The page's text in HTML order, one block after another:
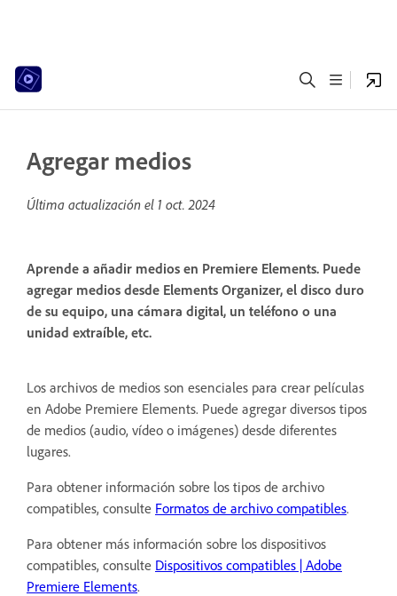
Agregar medios
Última actualización el 1 oct. 2024
Aprende a añadir medios en Premiere Elements. Puede
agregar medios desde Elements Organizer, el disco duro
de su equipo, una cámara digital, un teléfono o una
unidad extraíble, etc.
Los archivos de medios son esenciales para crear películas
en Adobe Premiere Elements. Puede agregar diversos tipos
de medios (audio, vídeo o imágenes) desde diferentes
lugares.
Para obtener información sobre los tipos de archivo
compatibles, consulte Formatos de archivo compatibles.
Para obtener más información sobre los dispositivos
compatibles, consulte Dispositivos compatibles | Adobe
Premiere Elements.